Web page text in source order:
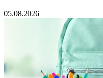
05.08.2026